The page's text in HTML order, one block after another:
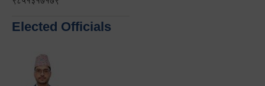
Elected Officials